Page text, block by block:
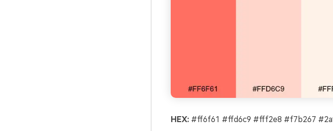
HEX:#ff6f61 #ffd6c9 #fff2e8 #f7b267